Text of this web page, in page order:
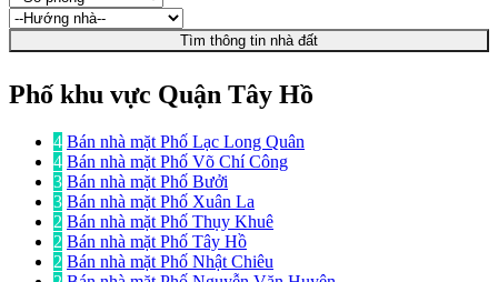
Tìm thông tin nhà đất
Phố khu vực Quận Tây Hồ
4 Bán nhà mặt Phố Lạc Long Quân
4 Bán nhà mặt Phố Võ Chí Công
3 Bán nhà mặt Phố Bưởi
3 Bán nhà mặt Phố Xuân La
2 Bán nhà mặt Phố Thụy Khuê
2 Bán nhà mặt Phố Tây Hồ
2 Bán nhà mặt Phố Nhật Chiêu